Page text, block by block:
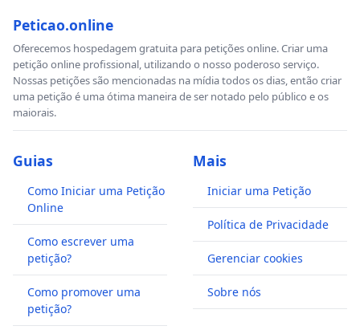
Peticao.online
Oferecemos hospedagem gratuita para petições online. Criar uma
petição online profissional, utilizando o nosso poderoso serviço.
Nossas petições são mencionadas na mídia todos os dias, então criar
uma petição é uma ótima maneira de ser notado pelo público e os
maiorais.
Guias
Como Iniciar uma Petição
Online
Como escrever uma
petição?
Como promover uma
petição?
Mais
Iniciar uma Petição
Política de Privacidade
Gerenciar cookies
Sobre nós